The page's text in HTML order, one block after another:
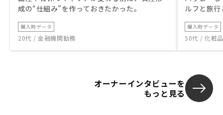
成の“仕組み”を作っておきたかった。
購入時データ
20代 / 金融機関勤務
ルフと旅
購入時データ
50代 / 化粧
オーナーインタビューを
もっと見る